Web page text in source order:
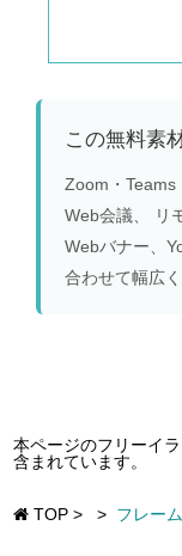
この無料素
Zoom・Teams
Web会議、 リ
Webバナー、
合わせて幅広
本ページのフリーイ
含まれています。
TOP > > フレーム